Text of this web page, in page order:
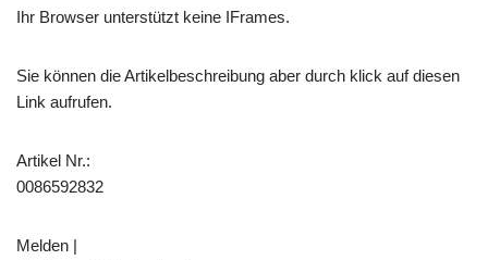
Ihr Browser unterstützt keine IFrames.
Sie können die Artikelbeschreibung aber durch klick auf diesen
Link aufrufen.
Artikel Nr.:
0086592832
Melden |